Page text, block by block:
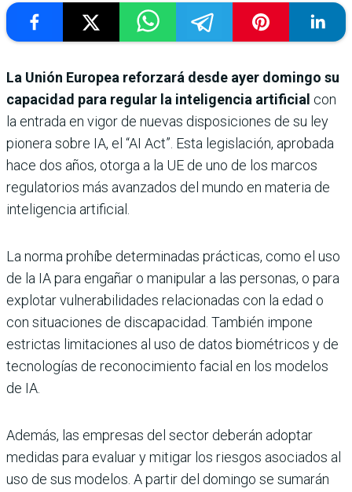
La Unión Europea reforzará desde ayer domingo su
capacidad para regular la inteligencia artificial con
la entrada en vigor de nuevas disposiciones de su ley
pionera sobre IA, el “AI Act”. Esta legislación, aprobada
hace dos años, otorga a la UE de uno de los marcos
regulatorios más avanzados del mundo en materia de
inteligencia artificial.
La norma prohíbe determinadas prácticas, como el uso
de la IA para engañar o manipular a las personas, o para
explotar vulnerabilidades relacionadas con la edad o
con situaciones de discapacidad. También impone
estrictas limitaciones al uso de datos biométricos y de
tecnologías de reconocimiento facial en los modelos
de IA.
Además, las empresas del sector deberán adoptar
medidas para evaluar y mitigar los riesgos asociados al
uso de sus modelos. A partir del domingo se sumarán